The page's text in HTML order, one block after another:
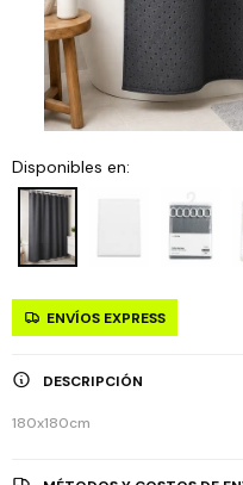
Disponibles en:
ENVÍOS EXPRESS
DESCRIPCIÓN
180x180cm